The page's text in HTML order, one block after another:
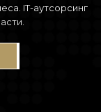
IT-аутсорсинг